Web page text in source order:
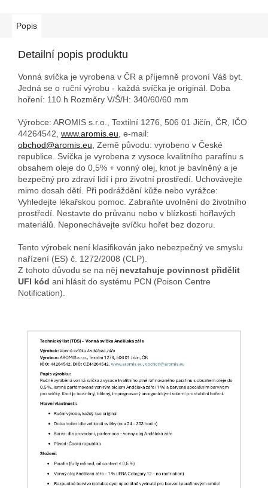
Popis
Detailní popis produktu
Vonná svíčka je vyrobena v ČR a příjemně provoní Váš byt.
Jedná se o ruční výrobu - každá svíčka je originál. Doba
hoření: 110 h Rozměry V/Š/H: 340/60/60 mm
Výrobce: AROMIS s.r.o., Textilní 1276, 506 01 Jičín, ČR, IČO
44264542, www.aromis.eu, e-mail:
obchod@aromis.eu, Země původu: vyrobeno v České
republice. Svíčka je vyrobena z vysoce kvalitního parafínu s
obsahem oleje do 0,5% + vonný olej, knot je bavlněný a je
bezpečný pro zdraví lidí i pro životní prostředí. Uchovávejte
mimo dosah dětí. Při podráždění kůže nebo vyrážce:
Vyhledejte lékařskou pomoc. Zabraňte uvolnění do životního
prostředí. Nestavte do průvanu nebo v blízkosti hořlavých
materiálů. Neponechávejte svíčku hořet bez dozoru.
Tento výrobek není klasifikován jako nebezpečný ve smyslu
nařízení (ES) č. 1272/2008 (CLP).
Z tohoto důvodu se na něj nevztahuje povinnost přidělit
UFI kód ani hlásit do systému PCN (Poison Centre
Notification).